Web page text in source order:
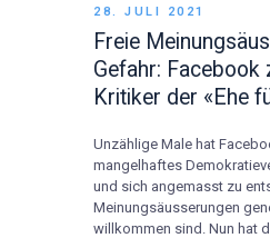
28. JULI 2021
Freie
Gefahr: Facebook
Kritiker der «Ehe
Unzählige Male hat
mangelhaftes
und sich angemasst zu
Meinungsäusserungen
willkommen sind. Nun hat